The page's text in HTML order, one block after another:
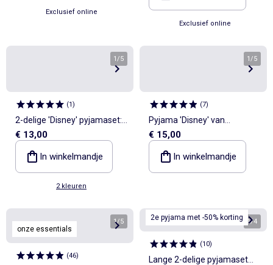
Exclusief online
Exclusief online
1 /5
(1)
2-delige 'Disney' pyjamaset:
T-shirt met lange mouwen
en lange broek
€ 13,00
In winkelmandje
2 kleuren
1 /5
(7)
Pyjama 'Disney' van
jerseytricot - 2-delig: T-shirt
met lange mouwen + broek
€ 15,00
In winkelmandje
onze essentials
1/5
(46)
2e pyjama met -50% korting 1/4
(10)
Lange 2-delige pyjamaset